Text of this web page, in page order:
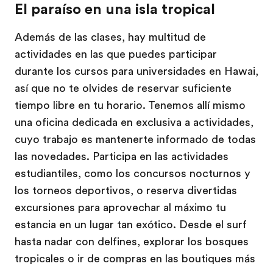
El paraíso en una isla tropical
Además de las clases, hay multitud de
actividades en las que puedes participar
durante los cursos para universidades en Hawai,
así que no te olvides de reservar suficiente
tiempo libre en tu horario. Tenemos allí mismo
una oficina dedicada en exclusiva a actividades,
cuyo trabajo es mantenerte informado de todas
las novedades. Participa en las actividades
estudiantiles, como los concursos nocturnos y
los torneos deportivos, o reserva divertidas
excursiones para aprovechar al máximo tu
estancia en un lugar tan exótico. Desde el surf
hasta nadar con delfines, explorar los bosques
tropicales o ir de compras en las boutiques más